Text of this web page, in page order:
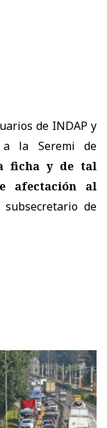
de INDAP y
a la Seremi de
ficha y de tal
afectación al
de